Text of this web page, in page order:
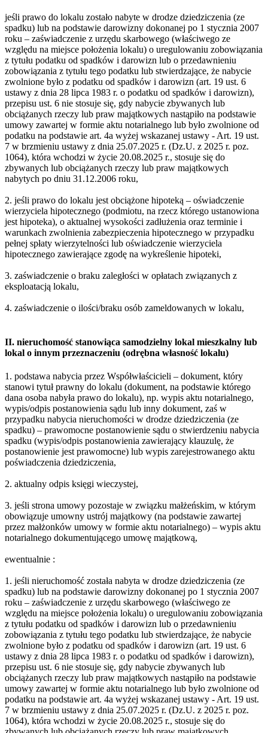
jeśli prawo do lokalu zostało nabyte w drodze dziedziczenia (ze
spadku) lub na podstawie darowizny dokonanej po 1 stycznia 2007
roku – zaświadczenie z urzędu skarbowego (właściwego ze
względu na miejsce położenia lokalu) o uregulowaniu zobowiązania
z tytułu podatku od spadków i darowizn lub o przedawnieniu
zobowiązania z tytułu tego podatku lub stwierdzające, że nabycie
zwolnione było z podatku od spadków i darowizn (art. 19 ust. 6
ustawy z dnia 28 lipca 1983 r. o podatku od spadków i darowizn),
przepisu ust. 6 nie stosuje się, gdy nabycie zbywanych lub
obciążanych rzeczy lub praw majątkowych nastąpiło na podstawie
umowy zawartej w formie aktu notarialnego lub było zwolnione od
podatku na podstawie art. 4a wyżej wskazanej ustawy - Art. 19 ust.
7 w brzmieniu ustawy z dnia 25.07.2025 r. (Dz.U. z 2025 r. poz.
1064), która wchodzi w życie 20.08.2025 r., stosuje się do
zbywanych lub obciążanych rzeczy lub praw majątkowych
nabytych po dniu 31.12.2006 roku,
2. jeśli prawo do lokalu jest obciążone hipoteką – oświadczenie
wierzyciela hipotecznego (podmiotu, na rzecz którego ustanowiona
jest hipoteka), o aktualnej wysokości zadłużenia oraz terminie i
warunkach zwolnienia zabezpieczenia hipotecznego w przypadku
pełnej spłaty wierzytelności lub oświadczenie wierzyciela
hipotecznego zawierające zgodę na wykreślenie hipoteki,
3. zaświadczenie o braku zaległości w opłatach związanych z
eksploatacją lokalu,
4. zaświadczenie o ilości/braku osób zameldowanych w lokalu,
II. nieruchomość stanowiąca samodzielny lokal mieszkalny lub
lokal o innym przeznaczeniu (odrębna własność lokalu)
1. podstawa nabycia przez Współwłaścicieli – dokument, który
stanowi tytuł prawny do lokalu (dokument, na podstawie którego
dana osoba nabyła prawo do lokalu), np. wypis aktu notarialnego,
wypis/odpis postanowienia sądu lub inny dokument, zaś w
przypadku nabycia nieruchomości w drodze dziedziczenia (ze
spadku) – prawomocne postanowienie sądu o stwierdzeniu nabycia
spadku (wypis/odpis postanowienia zawierający klauzulę, że
postanowienie jest prawomocne) lub wypis zarejestrowanego aktu
poświadczenia dziedziczenia,
2. aktualny odpis księgi wieczystej,
3. jeśli strona umowy pozostaje w związku małżeńskim, w którym
obowiązuje umowny ustrój majątkowy (na podstawie zawartej
przez małżonków umowy w formie aktu notarialnego) – wypis aktu
notarialnego dokumentującego umowę majątkową,
ewentualnie :
1. jeśli nieruchomość została nabyta w drodze dziedziczenia (ze
spadku) lub na podstawie darowizny dokonanej po 1 stycznia 2007
roku – zaświadczenie z urzędu skarbowego (właściwego ze
względu na miejsce położenia lokalu) o uregulowaniu zobowiązania
z tytułu podatku od spadków i darowizn lub o przedawnieniu
zobowiązania z tytułu tego podatku lub stwierdzające, że nabycie
zwolnione było z podatku od spadków i darowizn (art. 19 ust. 6
ustawy z dnia 28 lipca 1983 r. o podatku od spadków i darowizn),
przepisu ust. 6 nie stosuje się, gdy nabycie zbywanych lub
obciążanych rzeczy lub praw majątkowych nastąpiło na podstawie
umowy zawartej w formie aktu notarialnego lub było zwolnione od
podatku na podstawie art. 4a wyżej wskazanej ustawy - Art. 19 ust.
7 w brzmieniu ustawy z dnia 25.07.2025 r. (Dz.U. z 2025 r. poz.
1064), która wchodzi w życie 20.08.2025 r., stosuje się do